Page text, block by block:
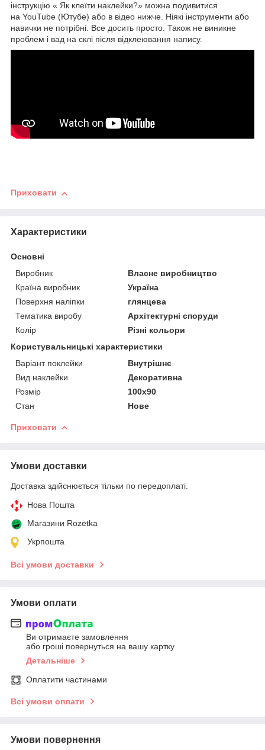
інструкцію « Як клеїти наклейки?» можна подивитися
на YouTube (Ютубе) або в відео нижче. Ніякі інструменти або
навички не потрібні. Все досить просто. Також не виникне
проблем і вад на склі після відклеювання напису.
Приховати
Характеристики
Основні
Виробник
Власне виробництво
Країна виробник
Україна
Поверхня наліпки
глянцева
Тематика виробу
Архітектурні споруди
Колір
Різні кольори
Користувальницькі характеристики
Варіант поклейки
Внутрішнє
Вид наклейки
Декоративна
Розмір
100х90
Стан
Нове
Приховати
Умови доставки
Доставка здійснюється тільки по передоплаті.
Нова Пошта
Магазини Rozetka
Укрпошта
Всі умови доставки
Умови оплати
Ви отримаєте замовлення
або гроші повернуться на вашу картку
Детальніше
Оплатити частинами
Всі умови оплати
Умови повернення